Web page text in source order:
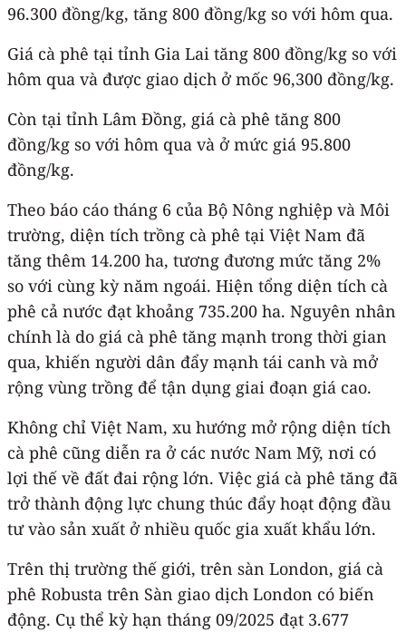
96.300 đồng/kg, tăng 800 đồng/kg so với hôm qua.
Giá cà phê tại tỉnh Gia Lai tăng 800 đồng/kg so với
hôm qua và được giao dịch ở mốc 96,300 đồng/kg.
Còn tại tỉnh Lâm Đồng, giá cà phê tăng 800
đồng/kg so với hôm qua và ở mức giá 95.800
đồng/kg.
Theo báo cáo tháng 6 của Bộ Nông nghiệp và Môi
trường, diện tích trồng cà phê tại Việt Nam đã
tăng thêm 14.200 ha, tương đương mức tăng 2%
so với cùng kỳ năm ngoái. Hiện tổng diện tích cà
phê cả nước đạt khoảng 735.200 ha. Nguyên nhân
chính là do giá cà phê tăng mạnh trong thời gian
qua, khiến người dân đẩy mạnh tái canh và mở
rộng vùng trồng để tận dụng giai đoạn giá cao.
Không chỉ Việt Nam, xu hướng mở rộng diện tích
cà phê cũng diễn ra ở các nước Nam Mỹ, nơi có
lợi thế về đất đai rộng lớn. Việc giá cà phê tăng đã
trở thành động lực chung thúc đẩy hoạt động đầu
tư vào sản xuất ở nhiều quốc gia xuất khẩu lớn.
Trên thị trường thế giới, trên sàn London, giá cà
phê Robusta trên Sàn giao dịch London có biến
động. Cụ thể kỳ hạn tháng 09/2025 đạt 3.677